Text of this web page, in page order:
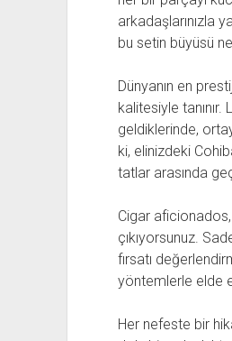
arkadaşlarınızla
bu setin büyüsü
Dünyanın en
kalitesiyle
geldiklerinde,
ki, elinizdeki
tatlar arasında
Cigar aficionados,
çıkıyorsunuz.
fırsatı
yöntemlerle elde
Her nefeste bir